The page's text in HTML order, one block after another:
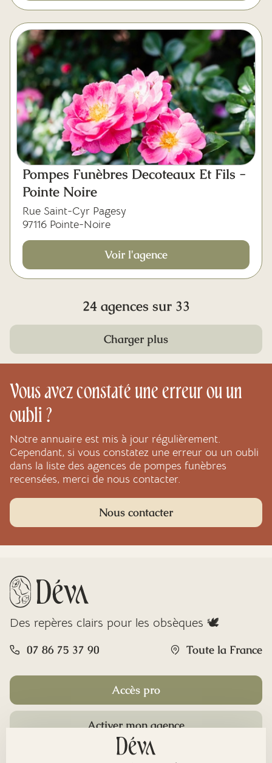
Pompes Funèbres Decoteaux Et Fils -
Pointe Noire
Rue Saint-Cyr Pagesy
97116 Pointe-Noire
Voir l'agence
24 agences sur 33
Charger plus
Vous avez constaté une erreur ou un
oubli ?
Notre annuaire est mis à jour régulièrement.
Cependant, si vous constatez une erreur ou un oubli
dans la liste des agences de pompes funèbres
recensées, merci de nous contacter.
Nous contacter
Des repères clairs pour les obsèques 🕊️
07 86 75 37 90 Toute la France
Accès pro
Activer mon agence